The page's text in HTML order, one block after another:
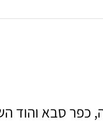
כפר סבא והוד